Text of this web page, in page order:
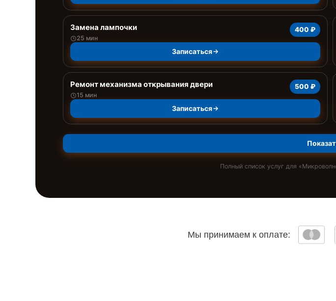
Замена лампочки
25 мин
400 ₽
Записаться
Ремонт механизма открывания двери
15 мин
500 ₽
Записаться
Полный список услуг для «
Мы принимаем к оплате: